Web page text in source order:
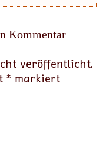
Kommentar
veröffentlicht.
* markiert